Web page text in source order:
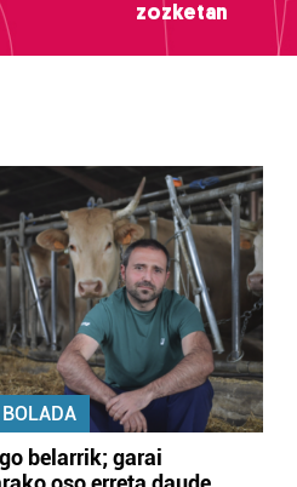
zozketan
BOLADA
belarrik; garai